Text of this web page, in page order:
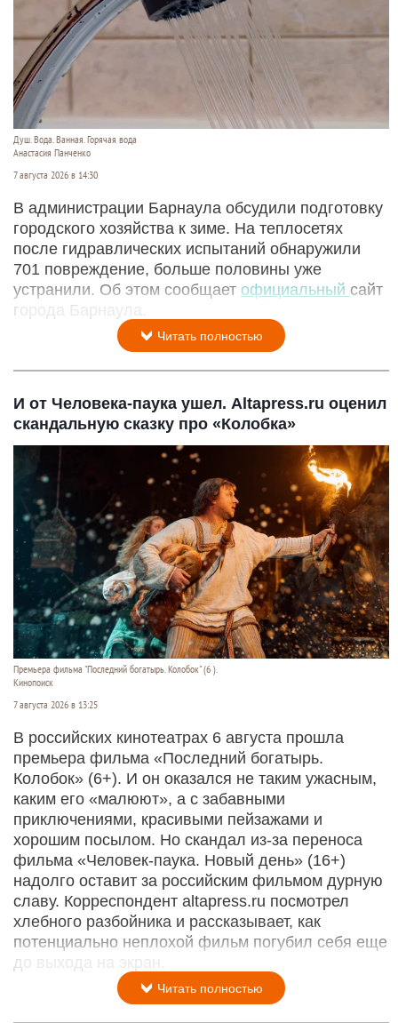
Душ. Вода. Ванная. Горячая вода
Анастасия Панченко
7 августа 2026 в 14:30
В администрации Барнаула обсудили подготовку
городского хозяйства к зиме. На теплосетях
после гидравлических испытаний обнаружили
701 повреждение, больше половины уже
устранили. Об этом сообщает официальный сайт
города Барнаула.
Читать полностью
И от Человека-паука ушел. Altapress.ru оценил
скандальную сказку про «Колобка»
Премьера фильма "Последний богатырь. Колобок" (6 ).
Кинопоиск
7 августа 2026 в 13:25
В российских кинотеатрах 6 августа прошла
премьера фильма «Последний богатырь.
Колобок» (6+). И он оказался не таким ужасным,
каким его «малюют», а с забавными
приключениями, красивыми пейзажами и
хорошим посылом. Но скандал из-за переноса
фильма «Человек-паука. Новый день» (16+)
надолго оставит за российским фильмом дурную
славу. Корреспондент altapress.ru посмотрел
хлебного разбойника и рассказывает, как
потенциально неплохой фильм погубил себя еще
до выхода на экран.
Читать полностью